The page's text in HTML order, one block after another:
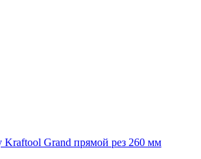
Grand прямой рез 260 мм